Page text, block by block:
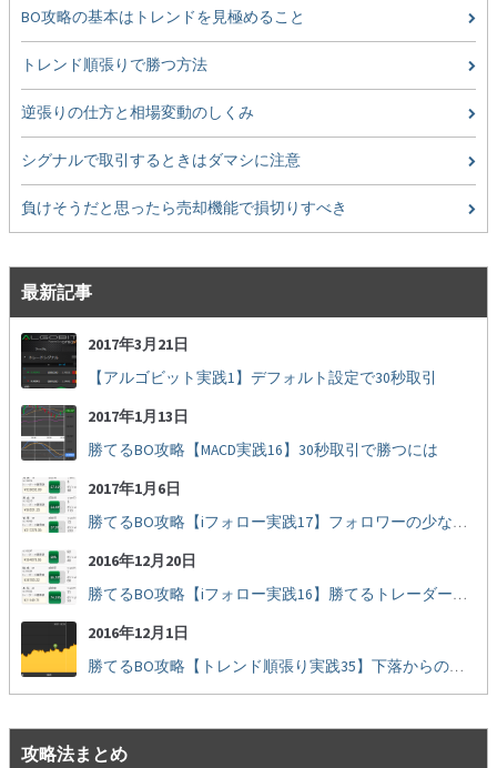
BO攻略の基本はトレンドを見極めること
トレンド順張りで勝つ方法
逆張りの仕方と相場変動のしくみ
シグナルで取引するときはダマシに注意
負けそうだと思ったら売却機能で損切りすべき
最新記事
2017年3月21日
【アルゴビット実践1】デフォルト設定で30秒取引
2017年1月13日
勝てるBO攻略【MACD実践16】30秒取引で勝つには
2017年1月6日
勝てるBO攻略【iフォロー実践17】フォロワーの少ない人をフォローする
2016年12月20日
勝てるBO攻略【iフォロー実践16】勝てるトレーダーを見抜く
2016年12月1日
勝てるBO攻略【トレンド順張り実践35】下落からの反発を見極める
攻略法まとめ